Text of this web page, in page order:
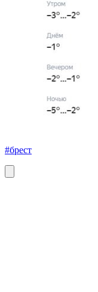
#брест